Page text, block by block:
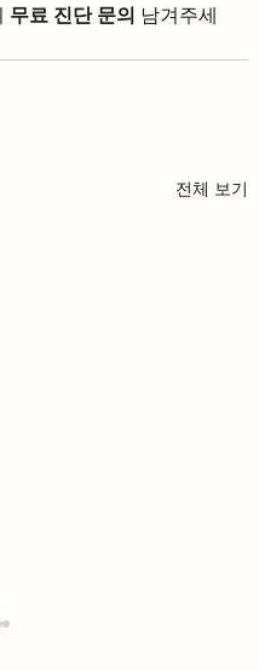
무료 진단 문의 남겨주세
전체 보기